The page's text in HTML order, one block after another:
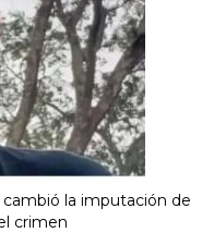
cambió la imputación de
crimen